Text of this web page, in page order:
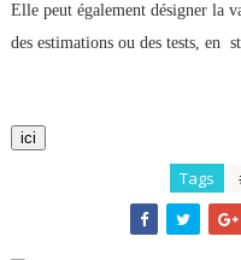
Elle peut également désigner la
des estimations ou des tests, en
ici
Tags